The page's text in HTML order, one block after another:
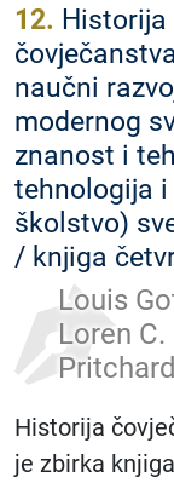
12. Historija
naučni
modernog
znanost i
tehnologija
školstvo)
/ knjiga
Louis
Loren
Pritchard
Historija
je zbirka